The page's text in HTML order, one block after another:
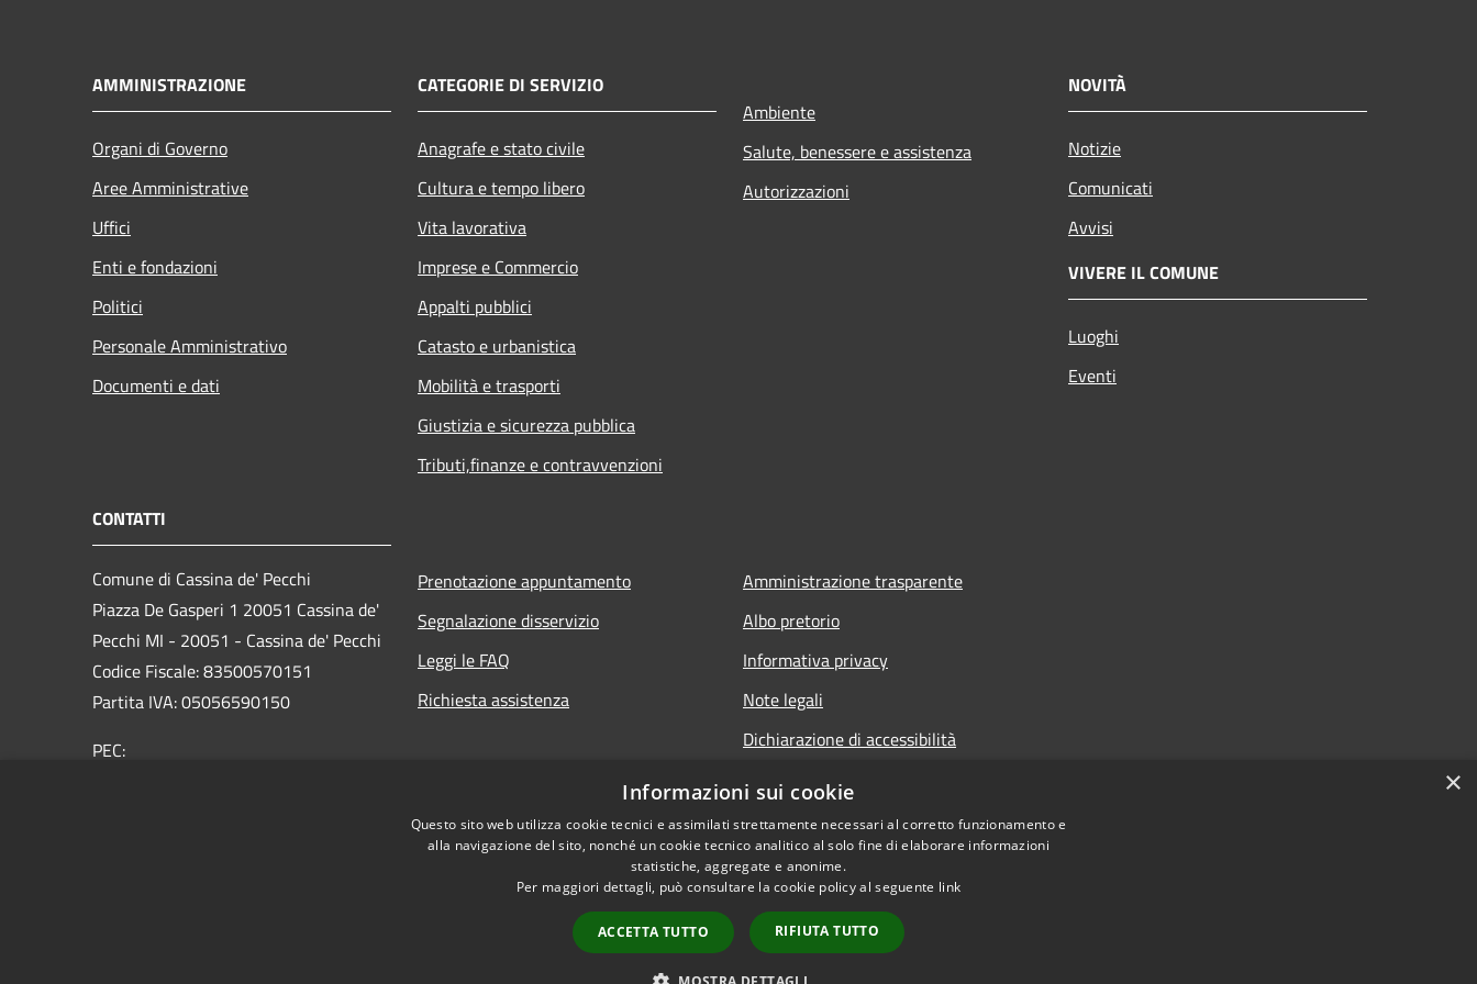
AMMINISTRAZIONE
Organi di Governo
Aree Amministrative
Uffici
Enti e fondazioni
Politici
Personale Amministrativo
Documenti e dati
CATEGORIE DI SERVIZIO
Anagrafe e stato civile
Cultura e tempo libero
Vita lavorativa
Imprese e Commercio
Appalti pubblici
Catasto e urbanistica
Mobilità e trasporti
Giustizia e sicurezza pubblica
Tributi,finanze e contravvenzioni
Ambiente
Salute, benessere e assistenza
Autorizzazioni
NOVITÀ
Notizie
Comunicati
Avvisi
VIVERE IL COMUNE
Luoghi
Eventi
CONTATTI
Comune di Cassina de' Pecchi
Piazza De Gasperi 1 20051 Cassina de'
Pecchi MI - 20051 - Cassina de' Pecchi
Codice Fiscale: 83500570151
Partita IVA: 05056590150
PEC:
Prenotazione appuntamento
Segnalazione disservizio
Leggi le FAQ
Richiesta assistenza
Amministrazione trasparente
Albo pretorio
Informativa privacy
Note legali
Dichiarazione di accessibilità
Copyright © 2026 • Comune di Cassina de' Pecchi • Powered by
×
Informazioni sui cookie
Questo sito web utilizza cookie tecnici e assimilati strettamente necessari al corretto funzionamento e
alla navigazione del sito, nonché un cookie tecnico analitico al solo fine di elaborare informazioni
statistiche, aggregate e anonime.
Per maggiori dettagli, può consultare la cookie policy al seguente link
ACCETTA TUTTO RIFIUTA TUTTO